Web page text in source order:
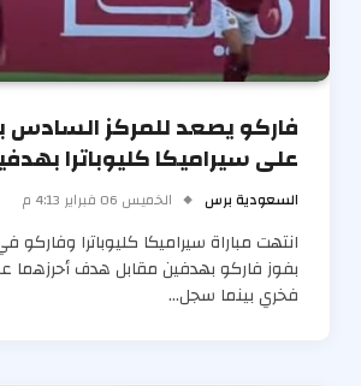
فاركو يصعد للمركز السادس
على سيراميكا كليوباترا
السعودية برس الخميس 06 فبراير 4:13 م
انتهت مباراة سيراميكا كليوباترا وفاركو
بفوز فاركو بهدفين مقابل هدف أحرزهما
فخري بينما سجل…